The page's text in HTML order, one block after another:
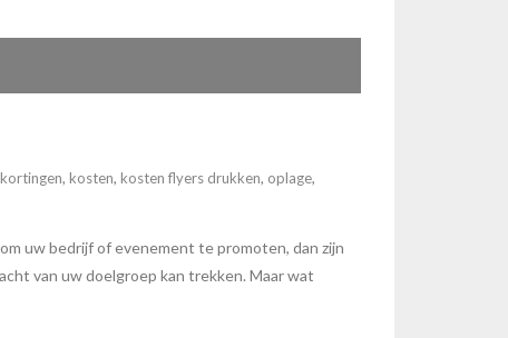
kortingen, kosten, kosten flyers drukken, oplage,
uw bedrijf of evenement te promoten, dan zijn
van uw doelgroep kan trekken. Maar wat